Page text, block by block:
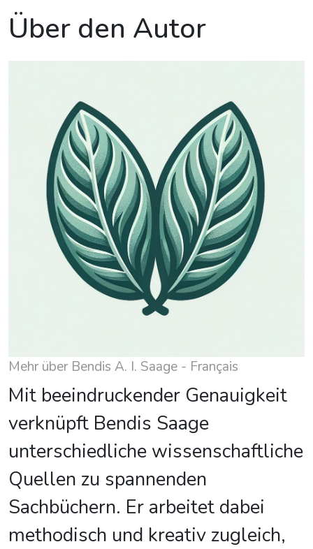
Über den Autor
Mehr über Bendis A. I. Saage - Français
Mit beeindruckender Genauigkeit
verknüpft Bendis Saage
unterschiedliche wissenschaftliche
Quellen zu spannenden
Sachbüchern. Er arbeitet dabei
methodisch und kreativ zugleich,